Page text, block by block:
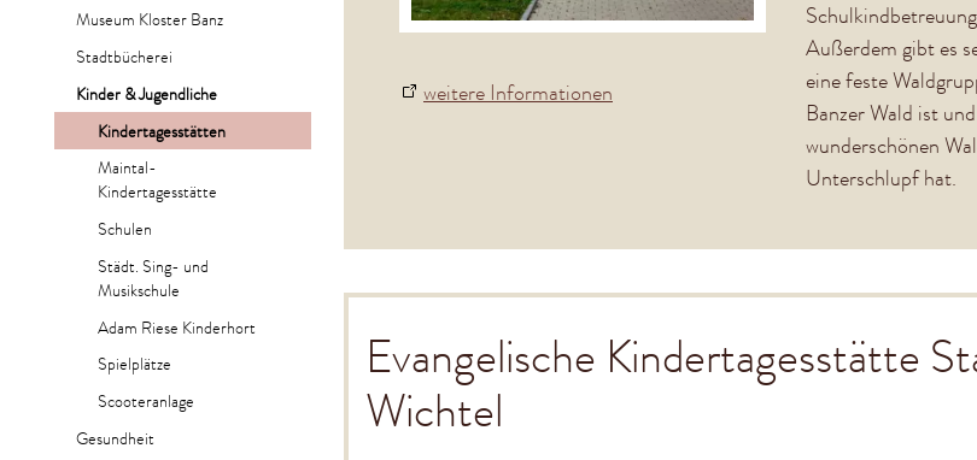
Museum Kloster Banz
Stadtbücherei
Kinder & Jugendliche
Kindertagesstätten
Maintal-
Kindertagesstätte
Schulen
Städt. Sing- und
Musikschule
Adam Riese Kinderhort
Spielplätze
Scooteranlage
Gesundheit
weitere Informationen
Außerdem gibt es
eine feste
Banzer Wald ist
wunderschönen
Unterschlupf hat.
Evangelische Kindertagesstätte
Wichtel